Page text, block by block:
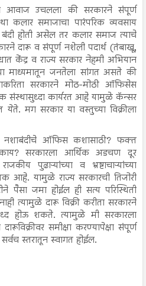
आवाज उचलला की सरकारने संपूर्ण
कलार समाजाचा पारंपरिक व्यवसाय
बंदी होती असेल तर कलार समाज त्याचे
दारू व संपूर्ण नशेली पदार्थ (तंबाखू,
केंद्र व राज्य सरकार नेहमी अभियान
माध्यमातून जनतेला सांगत असते की
सरकारने मोठ-मोठी ऑफिसेस
कार्यरत आहे यामुळे कॅन्सर
मग सरकार या वस्तुच्या विक्रीला
ऑफिस कशासाठी? फक्त
काय? सरकारला आर्थिक अडचण दूर
पुढाऱ्यांच्या व भ्रष्टाचाऱ्यांच्या
आहे. यामुळे राज्य सरकारची तिजोरी
पैसा जमा होईल ही सत्य परिस्थिती
त्यामुळे दारू विक्री करीता सरकारने
होऊ शकते. त्यामुळे मी सरकारला
समीक्षा करण्यापेक्षा संपूर्ण
सर्वच स्तरातून स्वागत होईल.